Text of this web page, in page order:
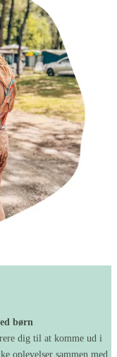
børn
dig til at komme ud i
oplevelser sammen med